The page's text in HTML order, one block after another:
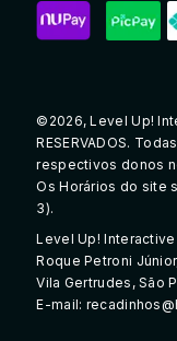
©2026, Level Up!
RESERVADOS.
respectivos donos
Os Horários do site
3).
Level Up! Interactive
Roque Petroni
Vila Gertrudes, São
E-mail: